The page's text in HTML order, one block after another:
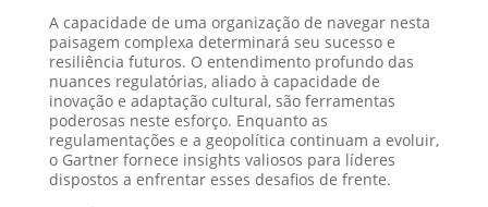
A capacidade de uma organização de navegar nesta
paisagem complexa determinará seu sucesso e
resiliência futuros. O entendimento profundo das
nuances regulatórias, aliado à capacidade de
inovação e adaptação cultural, são ferramentas
poderosas neste esforço. Enquanto as
regulamentações e a geopolítica continuam a evoluir,
o Gartner fornece insights valiosos para líderes
dispostos a enfrentar esses desafios de frente.